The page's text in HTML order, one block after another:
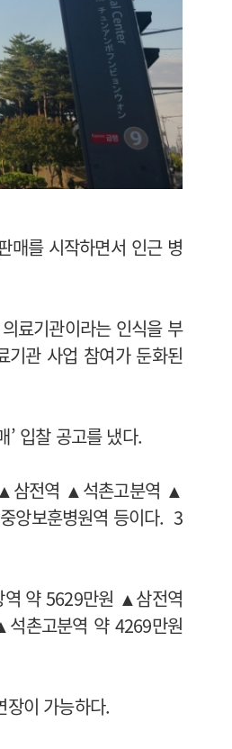
매를 시작하면서 인근 병
료기관이라는 인식을 부
기관 사업 참여가 둔화된
’ 입찰 공고를 냈다.
삼전역 ▲석촌고분역 ▲
보훈병원역 등이다. 3
약 5629만원 ▲삼전역
촌고분역 약 4269만원
이 가능하다.